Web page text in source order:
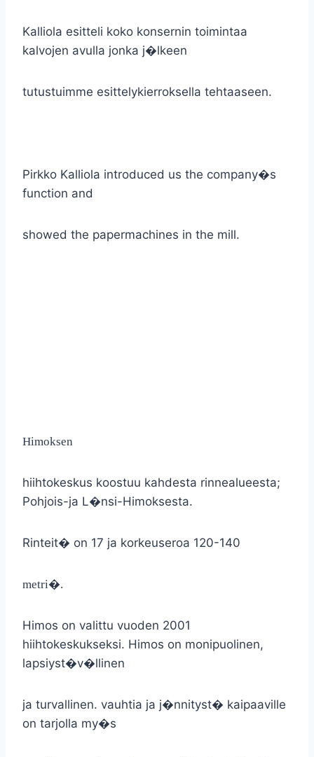
Kalliola esitteli koko konsernin toimintaa
kalvojen avulla jonka j�lkeen
tutustuimme esittelykierroksella tehtaaseen.
Pirkko Kalliola introduced us the company�s
function and
showed the papermachines in the mill.
Himoksen
hiihtokeskus koostuu kahdesta rinnealueesta;
Pohjois-ja L�nsi-Himoksesta.
Rinteit� on 17 ja korkeuseroa 120-140
metri�.
Himos on valittu vuoden 2001
hiihtokeskukseksi. Himos on monipuolinen,
lapsiyst�v�llinen
ja turvallinen. vauhtia ja j�nnityst� kaipaaville
on tarjolla my�s